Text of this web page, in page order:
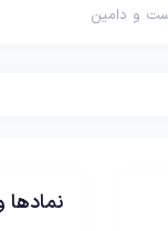
و دامین